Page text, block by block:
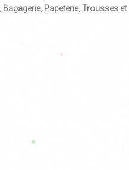
Bagagerie, Papeterie,Trousses et